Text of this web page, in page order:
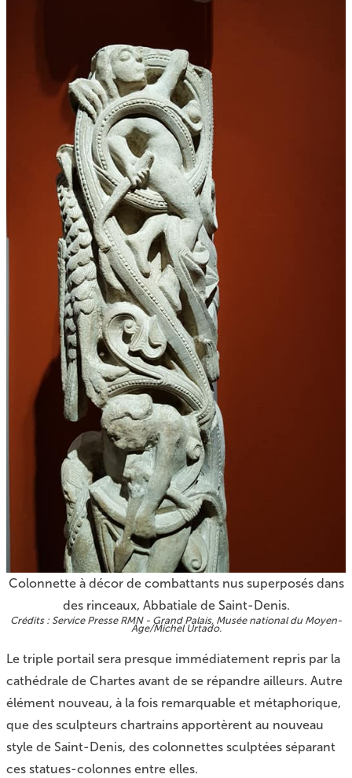
Colonnette à décor de combattants nus superposés dans
des rinceaux, Abbatiale de Saint-Denis.
Service Presse RMN - Grand Palais, Musée national du Moyen-
Age/Michel Urtado.
Le triple portail sera presque immédiatement repris par la
cathédrale de Chartes avant de se répandre ailleurs. Autre
élément nouveau, à la fois remarquable et métaphorique,
que des sculpteurs chartrains apportèrent au nouveau
style de Saint-Denis, des colonnettes sculptées séparant
ces statues-colonnes entre elles.